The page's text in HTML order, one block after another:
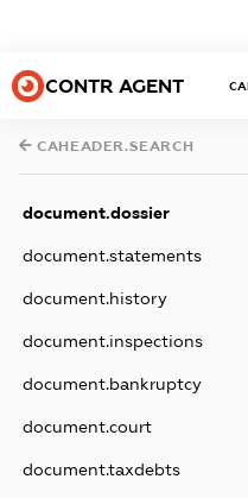
CONTR AGENT
CAHEADER.SEARCH
document.dossier
document.statements
document.history
document.inspections
document.bankruptcy
document.court
document.taxdebts